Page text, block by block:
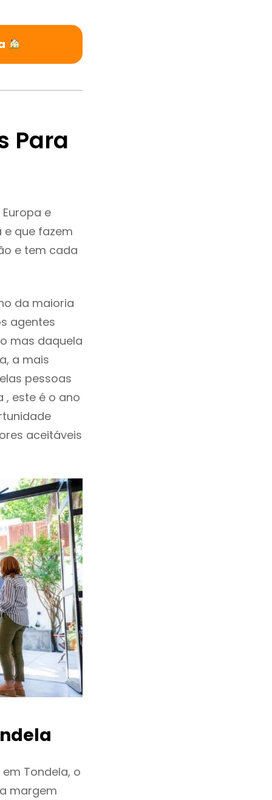
Para
e
e que fazem
e tem cada
da maioria
agentes
mas daquela
a mais
pessoas
, este é o ano
aceitáveis
Tondela, o
margem